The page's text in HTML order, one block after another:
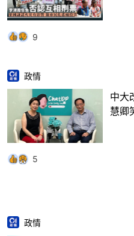
9
政情
中大
慧卿
5
政情